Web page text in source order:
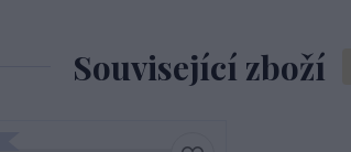
Související zboží